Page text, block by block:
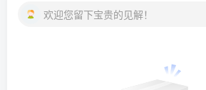
欢迎您留下宝贵的见解！